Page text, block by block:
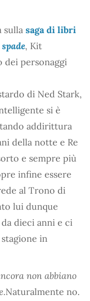
sulla saga di libri
, Kit
personaggi
di Ned Stark,
si è
addirittura
della notte e Re
e sempre più
infine essere
al Trono di
lui dunque
dieci anni e ci
in
non abbiano
Naturalmente no.